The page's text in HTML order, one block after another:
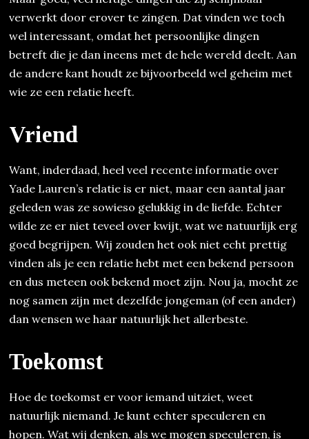
verwerkt door erover te zingen. Dat vinden we toch
wel interessant, omdat het persoonlijke dingen
betreft die je dan ineens met de hele wereld deelt. Aan
de andere kant houdt ze bijvoorbeeld wel geheim met
wie ze een relatie heeft.
Vriend
Want, inderdaad, heel veel recente informatie over
Yade Lauren’s relatie is er niet, maar een aantal jaar
geleden was ze sowieso gelukkig in de liefde. Echter
wilde ze er niet teveel over kwijt, wat we natuurlijk erg
goed begrijpen. Wij zouden het ook niet echt prettig
vinden als je een relatie hebt met een bekend persoon
en dus meteen ook bekend moet zijn. Nou ja, mocht ze
nog samen zijn met dezelfde jongeman (of een ander)
dan wensen we haar natuurlijk het allerbeste.
Toekomst
Hoe de toekomst er voor iemand uitziet, weet
natuurlijk niemand. Je kunt echter speculeren en
hopen. Wat wij denken, als we mogen speculeren, is